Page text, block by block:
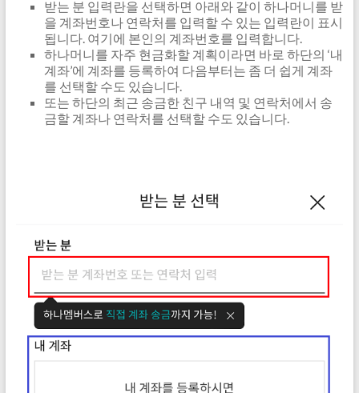
받는 분 입력란을 선택하면 아래와 같이 하나머니를 받
을 계좌번호나 연락처를 입력할 수 있는 입력란이 표시
됩니다. 여기에 본인의 계좌번호를 입력합니다.
하나머니를 자주 현금화할 계획이라면 바로 하단의 ‘내
계좌’에 계좌를 등록하여 다음부터는 좀 더 쉽게 계좌
를 선택할 수도 있습니다.
또는 하단의 최근 송금한 친구 내역 및 연락처에서 송
금할 계좌나 연락처를 선택할 수도 있습니다.